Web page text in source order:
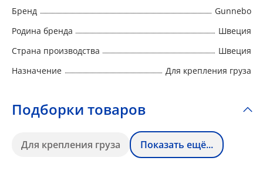
Бренд
Gunnebo
Родина бренда
Швеция
Страна производства
Швеция
Назначение
Для крепления груза
Подборки товаров
Для крепления груза Показать ещё...